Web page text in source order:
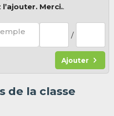
Merci..
/
Ajouter
de la classe